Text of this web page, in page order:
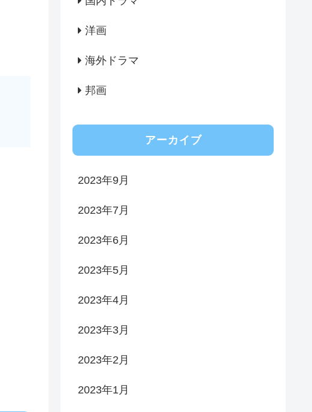
洋画
海外ドラマ
邦画
アーカイブ
2023年9月
2023年7月
2023年6月
2023年5月
2023年4月
2023年3月
2023年2月
2023年1月